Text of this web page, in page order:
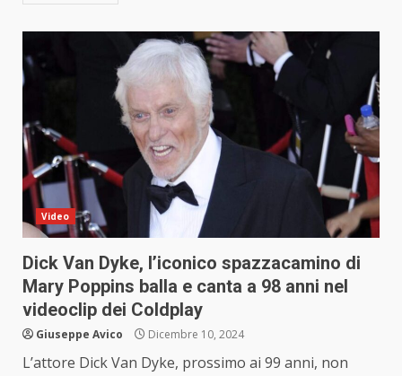
Video
Dick Van Dyke, l’iconico spazzacamino di
Mary Poppins balla e canta a 98 anni nel
videoclip dei Coldplay
Giuseppe Avico Dicembre 10, 2024
L’attore Dick Van Dyke, prossimo ai 99 anni, non